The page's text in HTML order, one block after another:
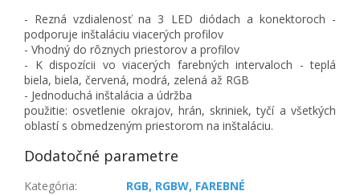
- Rezná vzdialenosť na 3 LED diódach a konektoroch -
podporuje inštaláciu viacerých profilov
- Vhodný do rôznych priestorov a profilov
- K dispozícii vo viacerých farebných intervaloch - teplá
biela, biela, červená, modrá, zelená až RGB
- Jednoduchá inštalácia a údržba
použitie: osvetlenie okrajov, hrán, skriniek, tyčí a všetkých
oblastí s obmedzeným priestorom na inštaláciu.
Dodatočné parametre
Kategória:
RGB, RGBW, FAREBNÉ